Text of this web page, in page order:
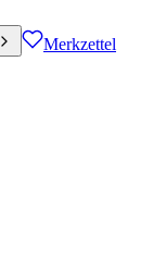
Merkzettel